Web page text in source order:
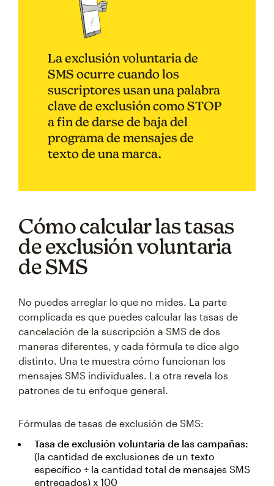
La exclusión voluntaria de
SMS ocurre cuando los
suscriptores usan una palabra
clave de exclusión como STOP
a fin de darse de baja del
programa de mensajes de
texto de una marca.
Cómo calcular las tasas
de exclusión voluntaria
de SMS
No puedes arreglar lo que no mides. La parte
complicada es que puedes calcular las tasas de
cancelación de la suscripción a SMS de dos
maneras diferentes, y cada fórmula te dice algo
distinto. Una te muestra cómo funcionan los
mensajes SMS individuales. La otra revela los
patrones de tu enfoque general.
Fórmulas de tasas de exclusión de SMS:
Tasa de exclusión voluntaria de las campañas:
(la cantidad de exclusiones de un texto
específico ÷ la cantidad total de mensajes SMS
entregados) x 100